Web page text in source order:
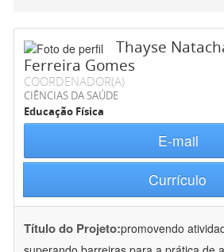
Thayse
Ferreira Gomes
COORDENADOR(A)
CIÊNCIAS DA SAÚDE
Educação Física
E-mail
Currículo
Título do Projeto:promovendo